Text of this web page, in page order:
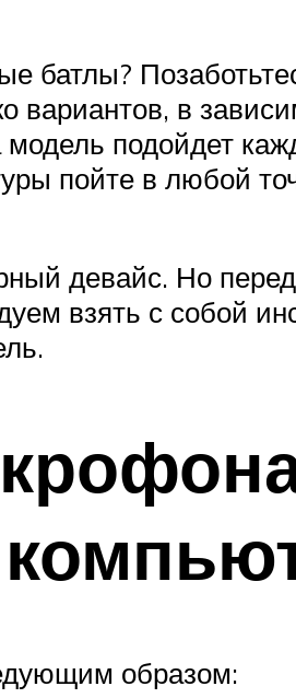
батлы?
вариантов, в
подойдет
пойте в любой
девайс. Но перед
взять с собой
образом: